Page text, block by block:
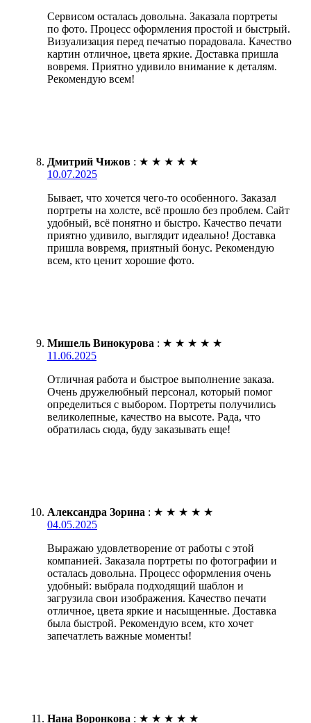
Сервисом осталась довольна. Заказала портреты
по фото. Процесс оформления простой и быстрый.
Визуализация перед печатью порадовала. Качество
картин отличное, цвета яркие. Доставка пришла
вовремя. Приятно удивило внимание к деталям.
Рекомендую всем!
Дмитрий Чижов : ★ ★ ★ ★ ★
10.07.2025
Бывает, что хочется чего-то особенного. Заказал
портреты на холсте, всё прошло без проблем. Сайт
удобный, всё понятно и быстро. Качество печати
приятно удивило, выглядит идеально! Доставка
пришла вовремя, приятный бонус. Рекомендую
всем, кто ценит хорошие фото.
Мишель Винокурова : ★ ★ ★ ★ ★
11.06.2025
Отличная работа и быстрое выполнение заказа.
Очень дружелюбный персонал, который помог
определиться с выбором. Портреты получились
великолепные, качество на высоте. Рада, что
обратилась сюда, буду заказывать еще!
Александра Зорина : ★ ★ ★ ★ ★
04.05.2025
Выражаю удовлетворение от работы с этой
компанией. Заказала портреты по фотографии и
осталась довольна. Процесс оформления очень
удобный: выбрала подходящий шаблон и
загрузила свои изображения. Качество печати
отличное, цвета яркие и насыщенные. Доставка
была быстрой. Рекомендую всем, кто хочет
запечатлеть важные моменты!
Нана Воронкова : ★ ★ ★ ★ ★